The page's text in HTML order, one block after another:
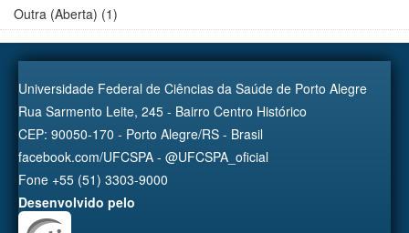
Outra (Aberta) (1)
Universidade Federal de Ciências da Saúde de Porto Alegre
Rua Sarmento Leite, 245 - Bairro Centro Histórico
CEP: 90050-170 - Porto Alegre/RS - Brasil
facebook.com/UFCSPA - @UFCSPA_oficial
Fone +55 (51) 3303-9000
Desenvolvido pelo